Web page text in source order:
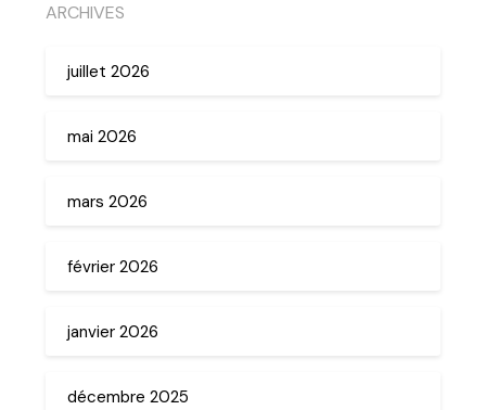
ARCHIVES
juillet 2026
mai 2026
mars 2026
février 2026
janvier 2026
décembre 2025